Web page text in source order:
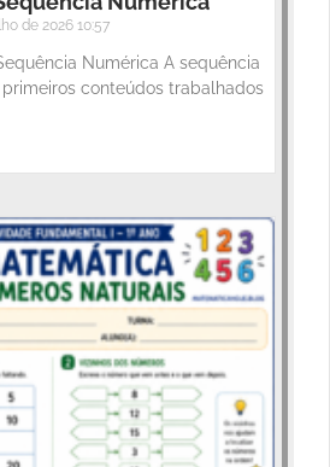
de 2026 10:57
Numérica A sequência
conteúdos trabalhados